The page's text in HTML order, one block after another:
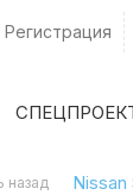
Регистрация
назад